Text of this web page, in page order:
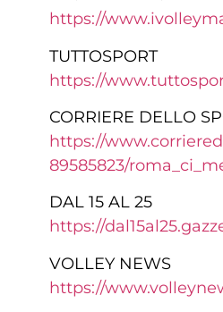
https://
TUTTOSPORT
https://
CORRIERE DELLO
https://
89585823/
DAL 15 AL 25
https://
VOLLEY NEWS
https://